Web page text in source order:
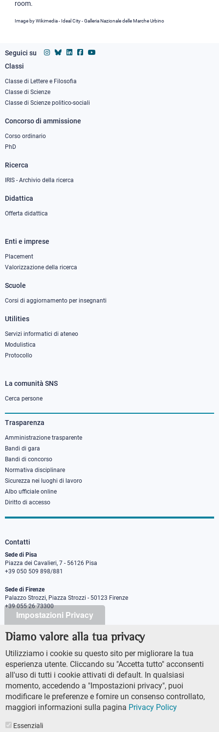
Impostazioni Privacy
Diamo valore alla tua privacy
Utilizziamo i cookie su questo sito per migliorare la tua
esperienza utente. Cliccando su "Accetta tutto" acconsenti
all'uso di tutti i cookie attivati di default. In qualsiasi
momento, accedendo a "Impostazioni privacy", puoi
modificare le preferenze e fornire un consenso controllato,
maggiori informazioni sulla pagina Privacy Policy
Essenziali
room.
Image by Wikimedia - Ideal City - Galleria Nazionale delle Marche Urbino
Seguici su
Footer
column
1
Classi
Classe di Lettere e Filosofia
Classe di Scienze
Classe di Scienze politico-sociali
Concorso di ammissione
Corso ordinario
PhD
Ricerca
IRIS - Archivio della ricerca
Didattica
Offerta didattica
Footer
column
Enti e imprese
Placement
Valorizzazione della ricerca
Scuole
Corsi di aggiornamento per insegnanti
Utilities
Servizi informatici di ateneo
Modulistica
Protocollo
Footer
column
3
La comunità SNS
Cerca persone
Trasparenza
Amministrazione trasparente
Bandi di gara
Bandi di concorso
Normativa disciplinare
Sicurezza nei luoghi di lavoro
Albo ufficiale online
Diritto di accesso
Contatti
Sede di Pisa
Piazza dei Cavalieri, 7 - 56126 Pisa
+39 050 509 898/881
Sede di Firenze
Palazzo Strozzi, Piazza Strozzi - 50123 Firenze
+39 055 26 73300
PEC protocollo@pec.sns.it
Codice Fiscale 8000 5050507
Ufficio comunicazione
Addetto stampa
URP - Ufficio relazioni con il pubblico